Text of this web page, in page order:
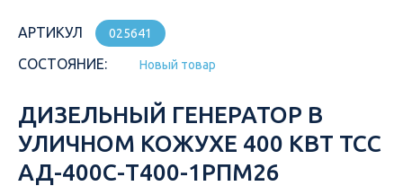
АРТИКУЛ 025641
СОСТОЯНИЕ: Новый товар
ДИЗЕЛЬНЫЙ ГЕНЕРАТОР В
УЛИЧНОМ КОЖУХЕ 400 КВТ ТСС
АД-400С-Т400-1РПМ26